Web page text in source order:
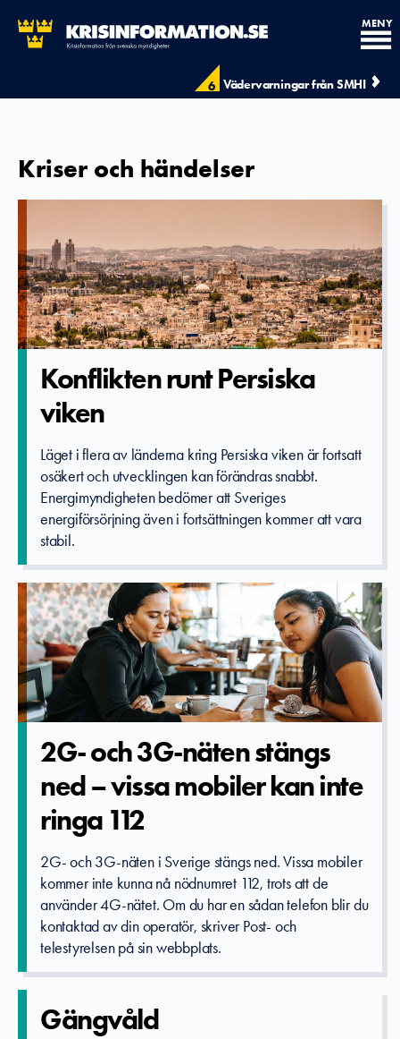
6 Vädervarningar från SMHI
MENY
Kriser och händelser
Konflikten­ runt Persiska
viken
Läget i flera av länderna kring Persiska viken är fortsatt
osäkert och utvecklingen kan förändras snabbt.
Energimyndigheten bedömer att Sveriges
energiförsörjning även i fortsättningen kommer att vara
stabil.
2G- och 3G-näten stängs
ned – vissa mobiler kan inte
ringa 112
2G- och 3G-näten i Sverige stängs ned. Vissa mobiler
kommer inte kunna nå nödnumret 112, trots att de
använder 4G-nätet. Om du har en sådan telefon blir du
kontaktad av din operatör, skriver Post- och
telestyrelsen på sin webbplats.
Gängvåld